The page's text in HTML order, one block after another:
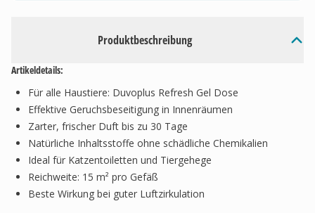
Produktbeschreibung
Artikeldetails:
Für alle Haustiere: Duvoplus Refresh Gel Dose
Effektive Geruchsbeseitigung in Innenräumen
Zarter, frischer Duft bis zu 30 Tage
Natürliche Inhaltsstoffe ohne schädliche Chemikalien
Ideal für Katzentoiletten und Tiergehege
Reichweite: 15 m² pro Gefäß
Beste Wirkung bei guter Luftzirkulation